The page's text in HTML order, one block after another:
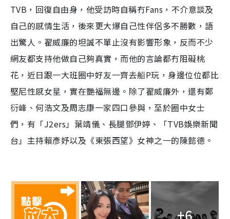
TVB，回復自由身，他受訪時自稱冇Fans，不介意談及
自己的感情生活，後來更大爆自己性伴侶多不勝數，語
出驚人。翟威廉的坦誠不單止沒有影響形象，反而不少
網友都支持他做自己夠真實，而他的言論都冇阻礙桃
花，近日跟一大班圈中好友一齊去船P玩，身邊位位都比
堅尼性感女星，實在艷福無邊。除了翟威廉外，還有鄭
衍峰、何浩文及周志康一家四口參與，至於圈中女士
們，有「J2ers」葉靖儀、長腿鄧伊婷、「TVB娛樂新聞
台」主持賴彥妤以及《東張西望》女神之一的陳懿德。
+6